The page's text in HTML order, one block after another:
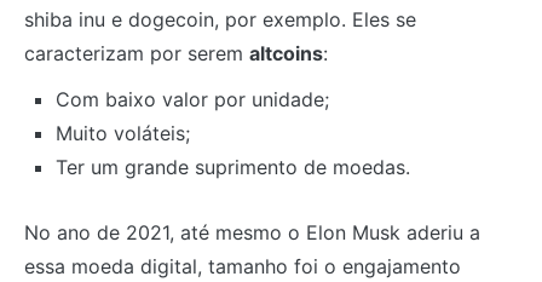
shiba inu e dogecoin, por exemplo. Eles se
caracterizam por serem altcoins:
Com baixo valor por unidade;
Muito voláteis;
Ter um grande suprimento de moedas.
No ano de 2021, até mesmo o Elon Musk aderiu a
essa moeda digital, tamanho foi o engajamento